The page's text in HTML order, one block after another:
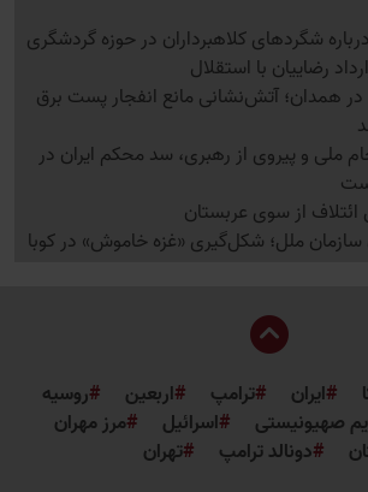
شگردهای کلاهبرداران در حوزه گردشگری
رضاییان با استقلال
در همدان؛ آتش‌نشانی مانع انفجار پست برق
ملی و پیروی از رهبری، سد محکم ایران در
ائتلاف از سوی عربستان
ملل؛ شکل‌گیری «غزه‌ خاموش» در کوبا
ایران ترامپ اربعین
روسیه
صهیونیستی اسرائیل
مرز مهران
دونالد ترامپ تهران